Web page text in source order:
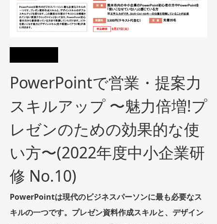
PowerPointで営業・提案力
スキルアップ 〜魅力倍増!プ
レゼンのための効果的な使
い方〜(2022年度中小企業研
修 No.10)
PowerPointは現代のビジネスパーソンに最も必要なス
キルの一つです。プレゼン資料作成スキルと、デザイン